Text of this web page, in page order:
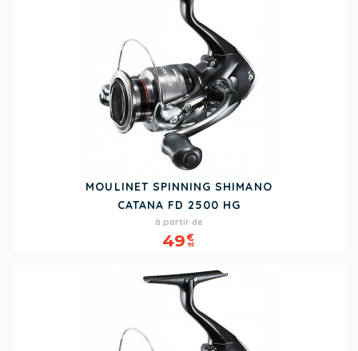
MOULINET SPINNING SHIMANO
CATANA FD 2500 HG
Prix
à partir de
49€
95